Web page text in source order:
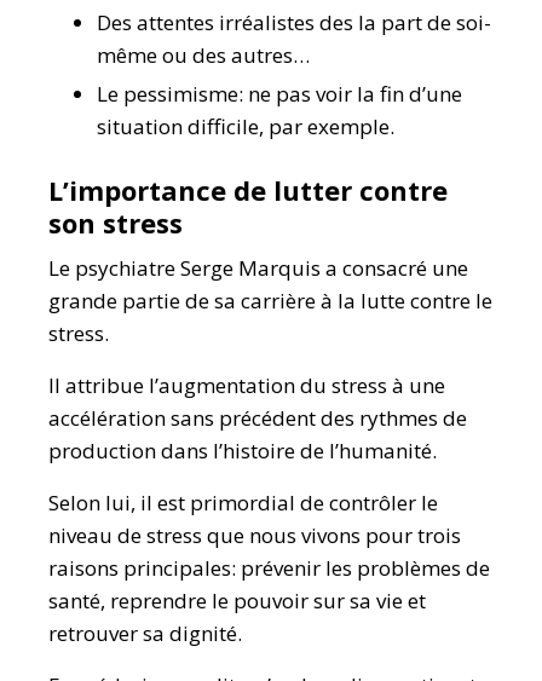
Des attentes irréalistes des la part de soi-
même ou des autres…
Le pessimisme: ne pas voir la fin d’une
situation difficile, par exemple.
L’importance de lutter contre
son stress
Le psychiatre Serge Marquis a consacré une
grande partie de sa carrière à la lutte contre le
stress.
Il attribue l’augmentation du stress à une
accélération sans précédent des rythmes de
production dans l’histoire de l’humanité.
Selon lui, il est primordial de contrôler le
niveau de stress que nous vivons pour trois
raisons principales: prévenir les problèmes de
santé, reprendre le pouvoir sur sa vie et
retrouver sa dignité.